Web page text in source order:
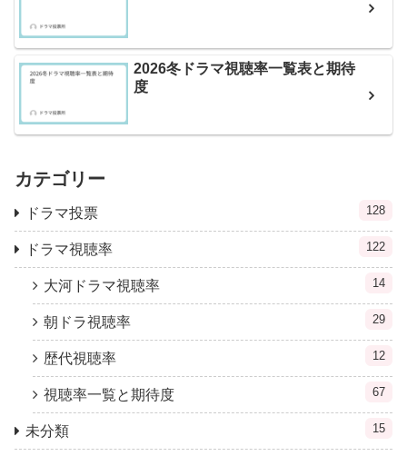
2026冬ドラマ視聴率一覧表と期待
度
カテゴリー
ドラマ投票 128
ドラマ視聴率 122
大河ドラマ視聴率 14
朝ドラ視聴率 29
歴代視聴率 12
視聴率一覧と期待度 67
未分類 15